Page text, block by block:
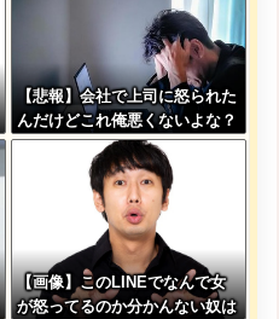
【悲報】会社で上司に怒られた
んだけどこれ俺悪くないよな？
【画像】このLINEでなんで女
が怒ってるのか分かんない奴は